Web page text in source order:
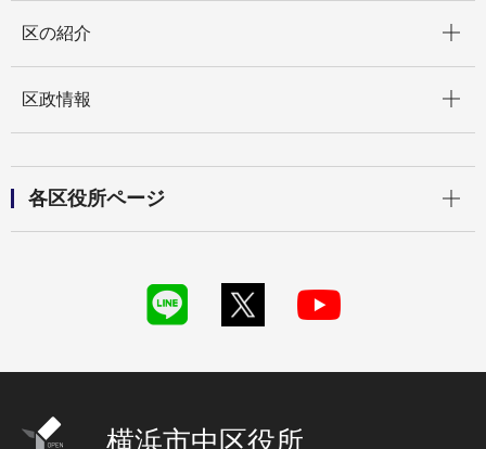
区の紹介
区政情報
各区役所ページ
横浜市中区役所